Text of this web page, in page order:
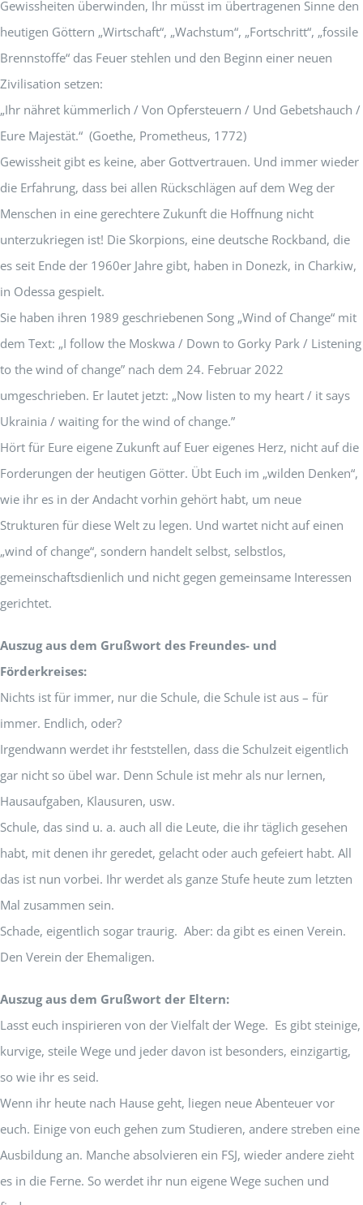
Gewissheiten überwinden, Ihr müsst im übertragenen Sinne den
heutigen Göttern „Wirtschaft“, „Wachstum“, „Fortschritt“, „fossile
Brennstoffe“ das Feuer stehlen und den Beginn einer neuen
Zivilisation setzen:
„Ihr nähret kümmerlich / Von Opfersteuern / Und Gebetshauch /
Eure Majestät.“ (Goethe, Prometheus, 1772)
Gewissheit gibt es keine, aber Gottvertrauen. Und immer wieder
die Erfahrung, dass bei allen Rückschlägen auf dem Weg der
Menschen in eine gerechtere Zukunft die Hoffnung nicht
unterzukriegen ist! Die Skorpions, eine deutsche Rockband, die
es seit Ende der 1960er Jahre gibt, haben in Donezk, in Charkiw,
in Odessa gespielt.
Sie haben ihren 1989 geschriebenen Song „Wind of Change“ mit
dem Text: „I follow the Moskwa / Down to Gorky Park / Listening
to the wind of change” nach dem 24. Februar 2022
umgeschrieben. Er lautet jetzt: „Now listen to my heart / it says
Ukrainia / waiting for the wind of change.”
Hört für Eure eigene Zukunft auf Euer eigenes Herz, nicht auf die
Forderungen der heutigen Götter. Übt Euch im „wilden Denken“,
wie ihr es in der Andacht vorhin gehört habt, um neue
Strukturen für diese Welt zu legen. Und wartet nicht auf einen
„wind of change“, sondern handelt selbst, selbstlos,
gemeinschaftsdienlich und nicht gegen gemeinsame Interessen
gerichtet.
Auszug aus dem Grußwort des Freundes- und
Förderkreises:
Nichts ist für immer, nur die Schule, die Schule ist aus – für
immer. Endlich, oder?
Irgendwann werdet ihr feststellen, dass die Schulzeit eigentlich
gar nicht so übel war. Denn Schule ist mehr als nur lernen,
Hausaufgaben, Klausuren, usw.
Schule, das sind u. a. auch all die Leute, die ihr täglich gesehen
habt, mit denen ihr geredet, gelacht oder auch gefeiert habt. All
das ist nun vorbei. Ihr werdet als ganze Stufe heute zum letzten
Mal zusammen sein.
Schade, eigentlich sogar traurig. Aber: da gibt es einen Verein.
Den Verein der Ehemaligen.
Auszug aus dem Grußwort der Eltern:
Lasst euch inspirieren von der Vielfalt der Wege. Es gibt steinige,
kurvige, steile Wege und jeder davon ist besonders, einzigartig,
so wie ihr es seid.
Wenn ihr heute nach Hause geht, liegen neue Abenteuer vor
euch. Einige von euch gehen zum Studieren, andere streben eine
Ausbildung an. Manche absolvieren ein FSJ, wieder andere zieht
es in die Ferne. So werdet ihr nun eigene Wege suchen und